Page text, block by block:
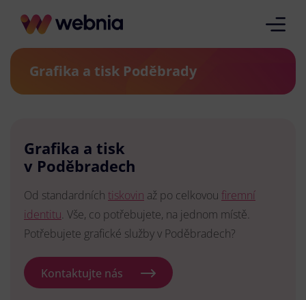
Grafika a tisk Poděbrady
Grafika a tisk
v Poděbradech
Od standardních tiskovin až po celkovou firemní
identitu. Vše, co potřebujete, na jednom místě.
Potřebujete grafické služby v Poděbradech?
Kontaktujte nás